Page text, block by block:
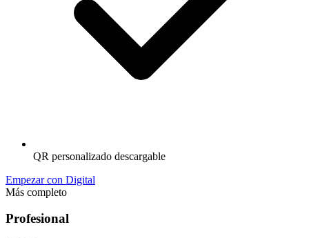
QR personalizado descargable
Empezar con Digital
Más completo
Profesional